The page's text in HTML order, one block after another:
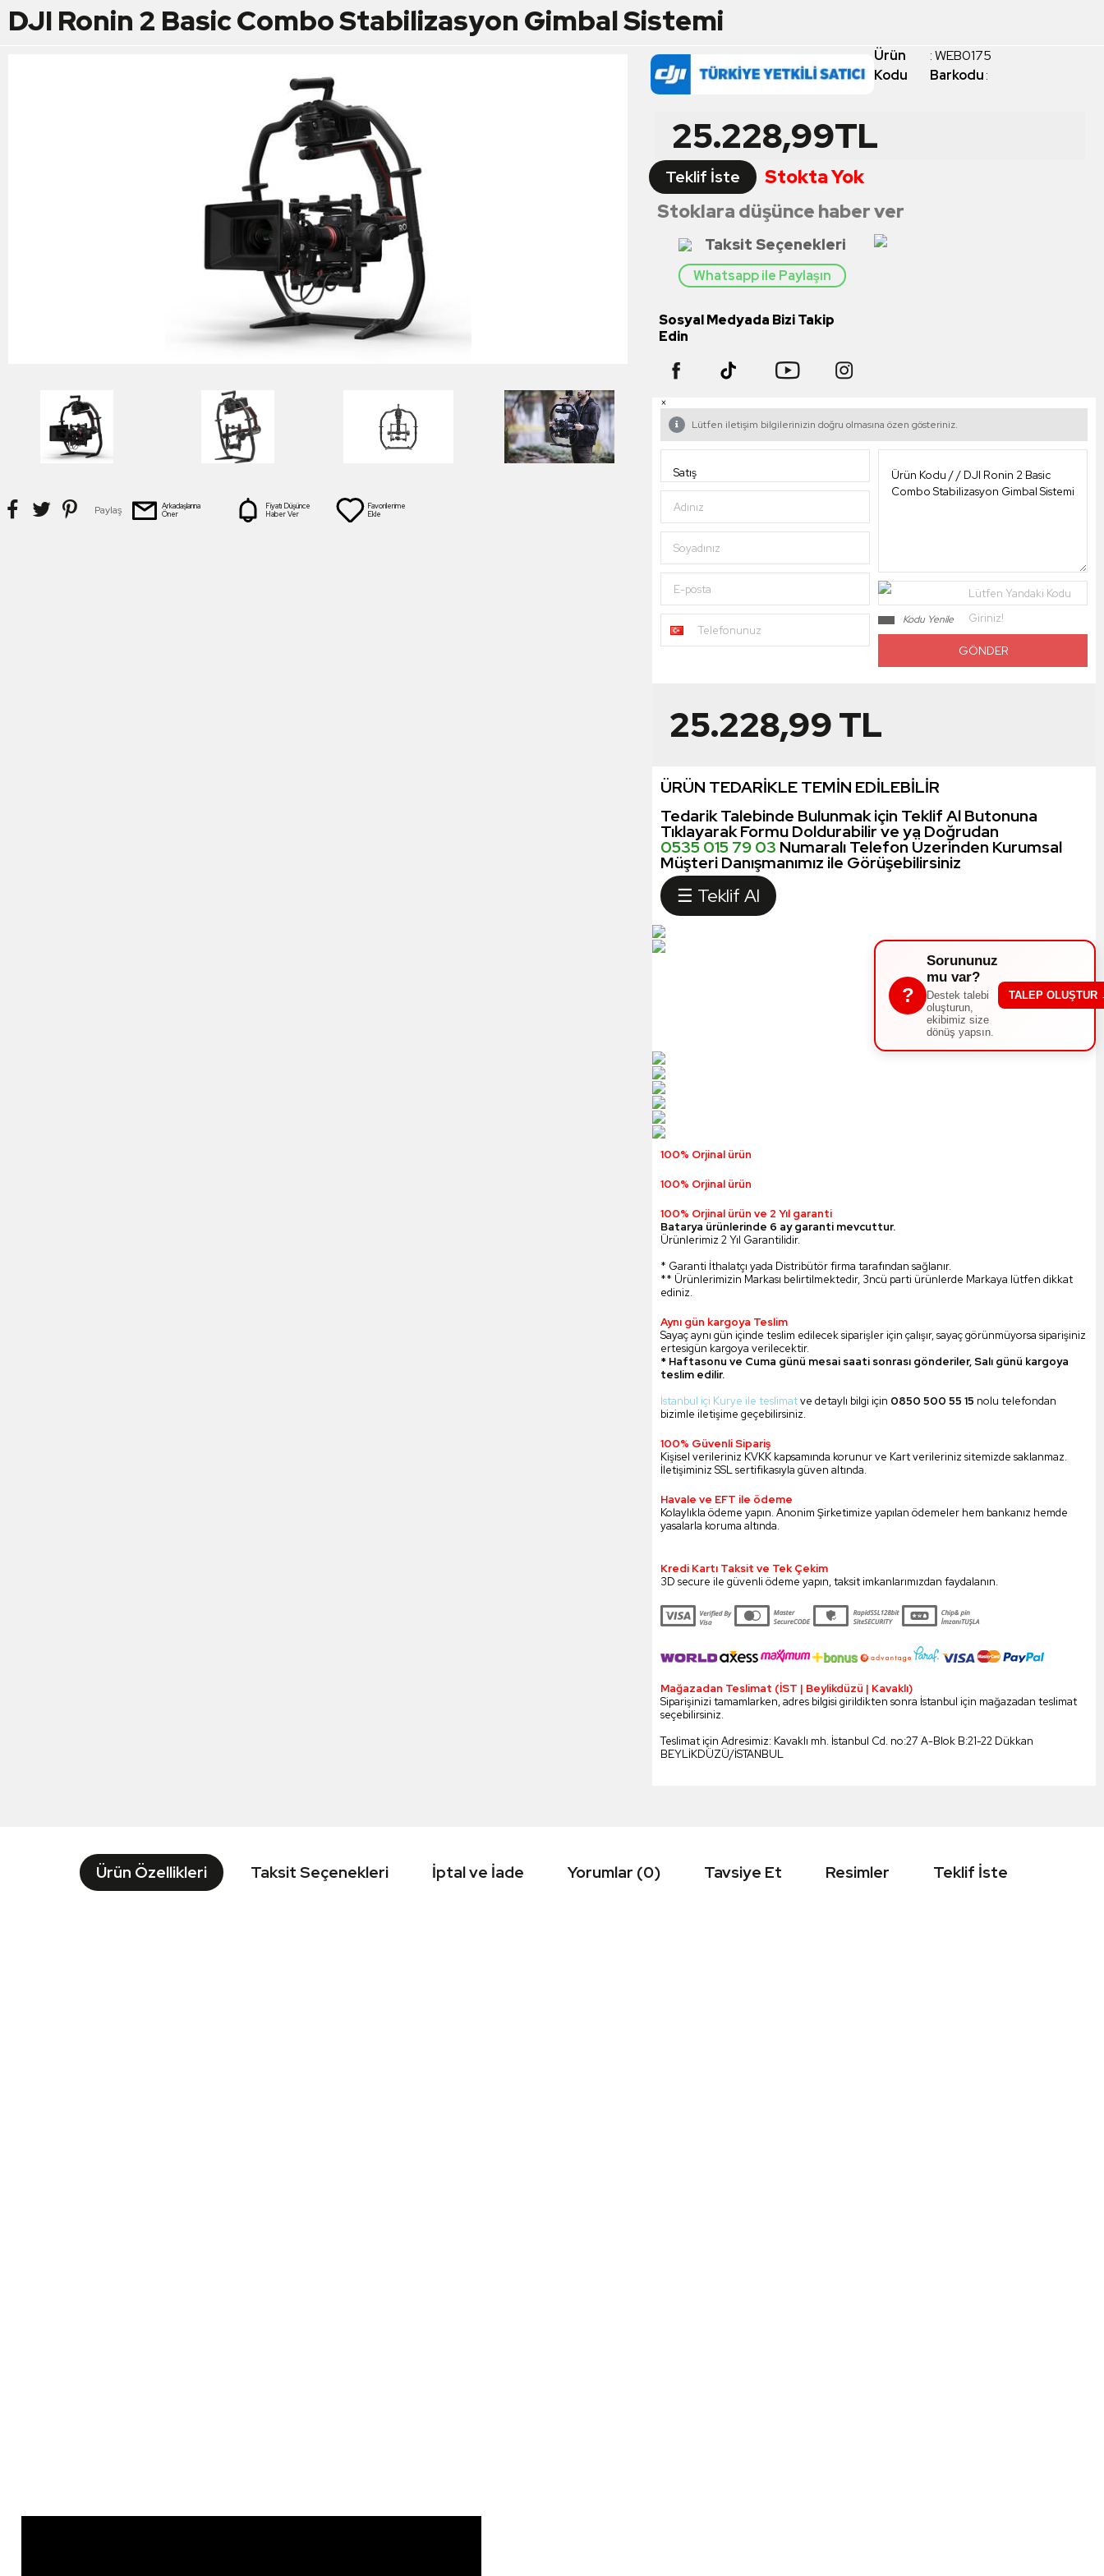
DJI Ronin 2 Basic Combo Stabilizasyon Gimbal Sistemi
Paylaş
Arkadaşlarına
Öner
Fiyatı Düşünce
Haber Ver
Favorilerime
Ekle
Ürün
Kodu
:WEB0175
Barkodu:
25.228,99TL
Teklif İste
Stokta Yok
Stoklara düşünce haber ver
Taksit Seçenekleri
Whatsapp ile Paylaşın
Sosyal Medyada Bizi Takip
Edin
×
Lütfen iletişim bilgilerinizin doğru olmasına özen gösteriniz.
Adınız
Soyadınız
E-posta
Telefonunuz
Lütfen Yandaki Kodu
Giriniz!
Kodu Yenile
25.228,99TL
ÜRÜN TEDARİKLE TEMİN EDİLEBİLİR
Tedarik Talebinde Bulunmak için Teklif Al Butonuna
Tıklayarak Formu Doldurabilir ve ya Doğrudan
0535 015 79 03 Numaralı Telefon Üzerinden Kurumsal
Müşteri Danışmanımız ile Görüşebilirsiniz
☰ Teklif Al
?
Sorununuz
mu var?
Destek talebi
oluşturun,
ekibimiz size
dönüş yapsın.
TALEP OLUŞTUR
100% Orjinal ürün
100% Orjinal ürün
100% Orjinal ürün ve 2 Yıl garanti
Batarya ürünlerinde 6 ay garanti mevcuttur.
Ürünlerimiz 2 Yıl Garantilidir.
* Garanti İthalatçı yada Distribütör firma tarafından sağlanır.
** Ürünlerimizin Markası belirtilmektedir, 3ncü parti ürünlerde Markaya lütfen dikkat
ediniz.
Aynı gün kargoya Teslim
Sayaç aynı gün içinde teslim edilecek siparişler için çalışır, sayaç görünmüyorsa siparişiniz
ertesigün kargoya verilecektir.
* Haftasonu ve Cuma günü mesai saati sonrası gönderiler, Salı günü kargoya
teslim edilir.
İstanbul içi Kurye ile teslimatve detaylı bilgi için 0850 500 55 15 nolu telefondan
bizimle iletişime geçebilirsiniz.
100% Güvenli Sipariş
Kişisel verileriniz KVKK kapsamında korunur ve Kart verileriniz sitemizde saklanmaz.
İletişiminiz SSL sertifikasıyla güven altında.
Havale ve EFT ile ödeme
Kolaylıkla ödeme yapın. Anonim Şirketimize yapılan ödemeler hem bankanız hemde
yasalarla koruma altında.
Kredi Kartı Taksit ve Tek Çekim
3D secure ile güvenli ödeme yapın, taksit imkanlarımızdan faydalanın.
Mağazadan Teslimat (İST | Beylikdüzü | Kavaklı)
Siparişinizi tamamlarken, adres bilgisi girildikten sonra İstanbul için mağazadan teslimat
seçebilirsiniz.
Teslimat için Adresimiz: Kavaklı mh. İstanbul Cd. no:27 A-Blok B:21-22 Dükkan
BEYLİKDÜZÜ/İSTANBUL
Ürün Özellikleri Taksit Seçenekleri İptal ve İade Yorumlar (0) Tavsiye Et Resimler Teklif İste